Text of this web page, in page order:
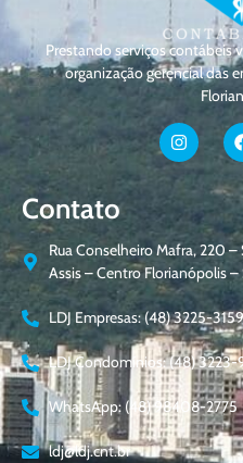
Prestando serviços contábeis
organização gerencial das
Contato
Rua Conselheiro Mafra, 220
Assis – Centro Florianópolis
LDJ Empresas: (48) 3225-3159
LDJ Condomínios: (48)
WhatsApp: (48) 98408-2775
ldj@ldj.cnt.br